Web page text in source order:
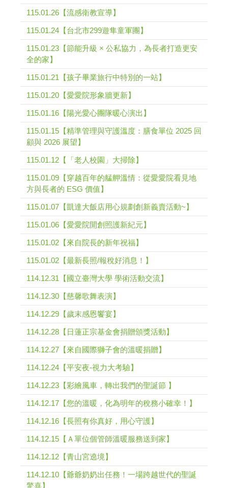
115.01.26【流感衛教宣導】
115.01.24【台北市299遊隼童軍團】
115.01.23【節能升級 × 公私協力，為長者打造更安
全的家】
115.01.21【孩子畢業旅行中特別的一站】
115.01.20【愛愛院形象牆更新】
115.01.16【陽光愛心團隊暖心演出】
115.01.15【精準管理與守護溫度：膳食單位 2025 回
顧與 2026 展望】
115.01.12【「老人校園」大掃除】
115.01.09【穿越百年的艋舺溫情：從愛愛院看見地
方與長者的 ESG 價值】
115.01.07【凱達大飯店用心規劃創新義賣活動~】
115.01.06【愛愛院開創照護新紀元】
115.01.02【來自院長的新年祝福】
115.01.02【最新長照/報稅好消息！】
114.12.31【國立臺灣大學 學術活動交流】
114.12.30【慈馨歌舞表演】
114.12.29【歲末感恩饗宴】
114.12.28【日蓮正宗基金會捐贈頒獎活動】
114.12.27【來自國際獅子會的溫暖捐贈】
114.12.24【平安夜-視力大考驗】
114.12.23【彩繪風車，轉出我們的聖誕節 】
114.12.17【您的溫暖，化為明年的稅務小確幸！】
114.12.16【長照有你真好，用心守護】
114.12.15【Ａ單位個管師溫暖服務送到家】
114.12.12【青山宮遶境】
114.12.10【爺爺奶奶出任務！一場跨越世代的聖誕
驚喜】